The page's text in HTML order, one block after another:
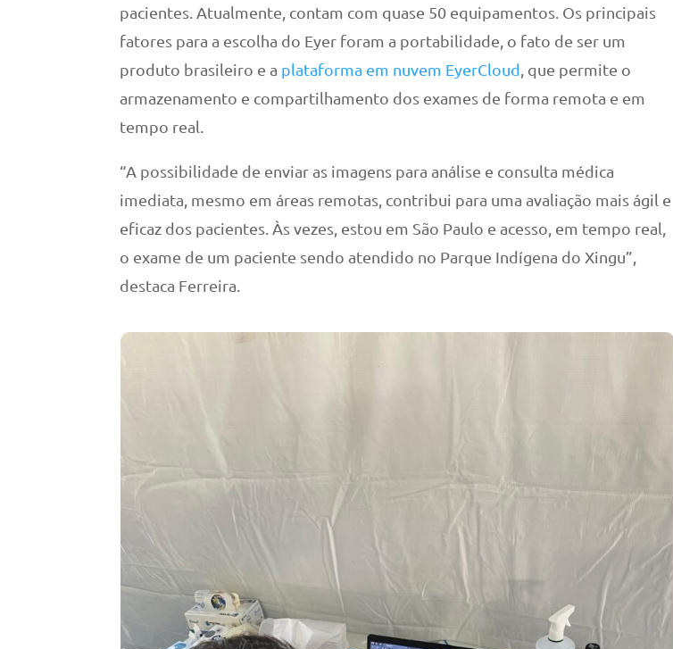
pacientes. Atualmente, contam com quase 50 equipamentos. Os principais
fatores para a escolha do Eyer foram a portabilidade, o fato de ser um
produto brasileiro e a plataforma em nuvem EyerCloud , que permite o
armazenamento e compartilhamento dos exames de forma remota e em
tempo real.
“A possibilidade de enviar as imagens para análise e consulta médica
imediata, mesmo em áreas remotas, contribui para uma avaliação mais ágil e
eficaz dos pacientes. Às vezes, estou em São Paulo e acesso, em tempo real,
o exame de um paciente sendo atendido no Parque Indígena do Xingu”,
destaca Ferreira.